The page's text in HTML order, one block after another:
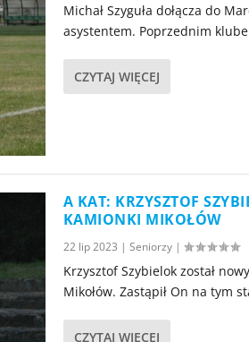
Michał Szyguła dołącza do
asystentem. Poprzednim
CZYTAJ WIĘCEJ
A KAT: KRZYSZTOF
KAMIONKI MIKOŁÓW
22 lip 2023 | Seniorzy|
Krzysztof Szybielok został
Mikołów. Zastąpił On na tym
CZYTAJ WIĘCEJ